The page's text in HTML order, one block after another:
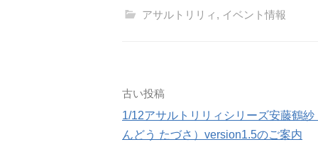
アサルトリリィ , イベント情報
投
稿
古い投稿
1/12アサルトリリィシリーズ安藤鶴紗
んどう たづさ）version1.5のご案内